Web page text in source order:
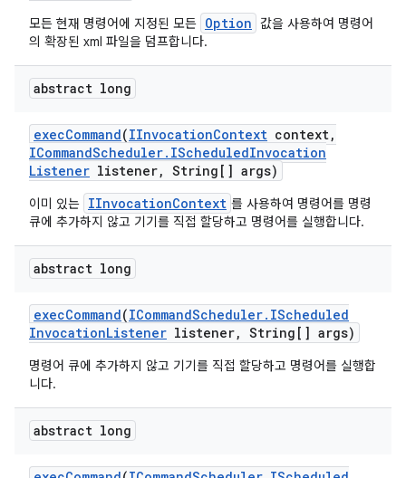
모든 현재 명령어에 지정된 모든 Option 값을 사용하여 명령어
의 확장된 xml 파일을 덤프합니다.
abstract long
execCommand(IInvocationContext context,
ICommandScheduler. IScheduledInvocation
Listener listener, String[] args)
이미 있는 IInvocationContext 를 사용하여 명령어를 명령
큐에 추가하지 않고 기기를 직접 할당하고 명령어를 실행합니다.
abstract long
execCommand(ICommandScheduler. IScheduled
InvocationListener listener, String[] args)
명령어 큐에 추가하지 않고 기기를 직접 할당하고 명령어를 실행합
니다.
abstract long